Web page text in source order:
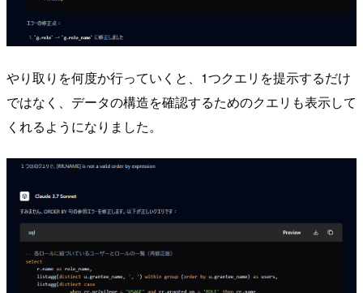
やり取りを何度か行っていくと、1つクエリを提示するだけ
ではなく、データの構造を確認するためのクエリも表示して
くれるようになりました。